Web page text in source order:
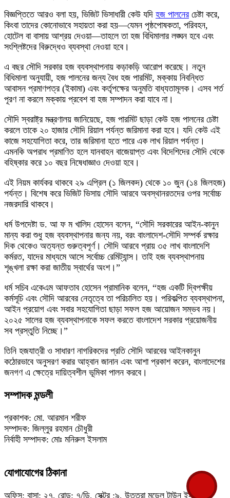
বিজ্ঞপ্তিতে আরও বলা হয়, ভিজিট ভিসাধারী কেউ যদি হজ পালনেরচেষ্টা করে,
কিংবা তাদের কোনোভাবে সহায়তা করা হয়—যেমন পৃষ্ঠপোষকতা, পরিবহন,
হোটেল বা বাসায় আশ্রয় দেওয়া—তাহলে তা হজ বিধিমালার লঙ্ঘন হবে এবং
সংশ্লিষ্টদের বিরুদ্ধেও ব্যবস্থা নেওয়া হবে।
এ বছর সৌদি সরকার হজ ব্যবস্থাপনায় কড়াকড়ি আরোপ করেছে। নতুন
বিধিমালা অনুযায়ী, হজ পালনের জন্য বৈধ হজ পারমিট, মক্কায় নিবন্ধিত
আবাসন প্রমাণপত্র (ইকামা) এবং কর্তৃপক্ষের অনুমতি বাধ্যতামূলক। এসব শর্ত
পূরণ না করলে মক্কায় প্রবেশ বা হজ সম্পাদন করা যাবে না।
সৌদি স্বরাষ্ট্র মন্ত্রণালয় জানিয়েছে, হজ পারমিট ছাড়া কেউ হজ পালনের চেষ্টা
করলে তাকে ২০ হাজার সৌদি রিয়াল পর্যন্ত জরিমানা করা হবে। যদি কেউ এই
কাজে সহযোগিতা করে, তার জরিমানা হতে পারে এক লাখ রিয়াল পর্যন্ত।
এমনকি অপরাধ প্রমাণিত হলে যানবাহন বাজেয়াপ্ত এবং বিদেশিদের সৌদি থেকে
বহিষ্কার করে ১০ বছর নিষেধাজ্ঞাও দেওয়া হবে।
এই নিয়ম কার্যকর থাকবে ২৯ এপ্রিল (১ জিলকদ) থেকে ১০ জুন (১৪ জিলহজ)
পর্যন্ত। বিশেষ করে ভিজিট ভিসায় সৌদি আরবে অবস্থানরতদের ওপর সর্বোচ্চ
নজরদারি থাকবে।
ধর্ম উপদেষ্টা ড. আ ফ ম খালিদ হোসেন বলেন, “সৌদি সরকারের আইন-কানুন
মান্য করা শুধু হজ ব্যবস্থাপনার জন্য নয়, বরং বাংলাদেশ-সৌদি সম্পর্ক রক্ষার
দিক থেকেও অত্যন্ত গুরুত্বপূর্ণ। সৌদি আরবে প্রায় ৩৫ লাখ বাংলাদেশি
কর্মরত, যাদের মাধ্যমে আসে সর্বোচ্চ রেমিট্যান্স। তাই হজ ব্যবস্থাপনায়
শৃঙ্খলা রক্ষা করা জাতীয় স্বার্থের অংশ।”
ধর্ম সচিব একেএম আফতাব হোসেন প্রামানিক বলেন, “হজ একটি দ্বিপক্ষীয়
কর্মসূচি এবং সৌদি আরবের নেতৃত্বে তা পরিচালিত হয়। পরিকল্পিত ব্যবস্থাপনা,
আইন প্রয়োগ এবং সবার সহযোগিতা ছাড়া সফল হজ আয়োজন সম্ভব নয়।
২০২৫ সালের হজ ব্যবস্থাপনাকে সফল করতে বাংলাদেশ সরকার প্রয়োজনীয়
সব প্রস্তুতি নিচ্ছে।”
তিনি হজযাত্রী ও সাধারণ নাগরিকদের প্রতি সৌদি আরবের আইনকানুন
কঠোরভাবে অনুসরণ করার আহ্বান জানান এবং আশা প্রকাশ করেন, বাংলাদেশের
জনগণ এ ক্ষেত্রে দায়িত্বশীল ভূমিকা পালন করবে।
সম্পাদক মন্ডলী
প্রকাশক: মো. আরমান শরীফ
সম্পাদক: জিল্লুর রহমান চৌধুরী
নির্বাহী সম্পাদক: মোঃ মনিরুল ইসলাম
যোগাযোগের ঠিকানা
অফিস: বাসা: ২৭, রোড: ৭/ডি, সেক্টর :৯, উত্তরা মডেল টাউন ই-মেইল: